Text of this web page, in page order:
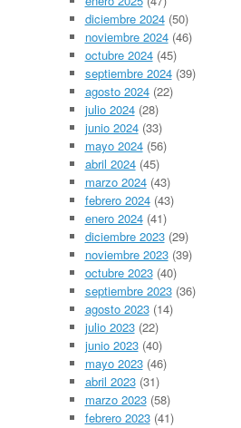
diciembre 2024(50)
noviembre 2024(46)
octubre 2024(45)
septiembre 2024(39)
agosto 2024(22)
julio 2024(28)
junio 2024(33)
mayo 2024(56)
abril 2024(45)
marzo 2024(43)
febrero 2024(43)
enero 2024(41)
diciembre 2023(29)
noviembre 2023(39)
octubre 2023(40)
septiembre 2023(36)
agosto 2023(14)
julio 2023(22)
junio 2023(40)
mayo 2023(46)
abril 2023(31)
marzo 2023(58)
febrero 2023(41)